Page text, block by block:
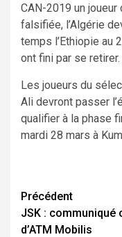
CAN-2019 un
falsifiée, l’Algérie
temps l’Ethiopie au
ont fini par se retirer.
Les joueurs du
Ali devront passer
qualifier à la phase
mardi 28 mars à
Navigation
d’article
Précédent
JSK : communiqué
d’ATM Mobilis